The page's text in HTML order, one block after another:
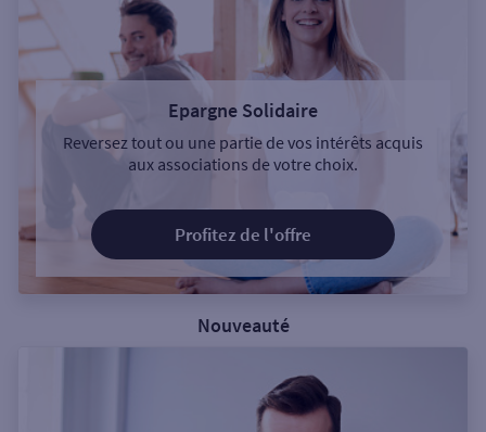
Epargne Solidaire
Reversez tout ou une partie de vos intérêts acquis
aux associations de votre choix.
Profitez de l'offre
Nouveauté